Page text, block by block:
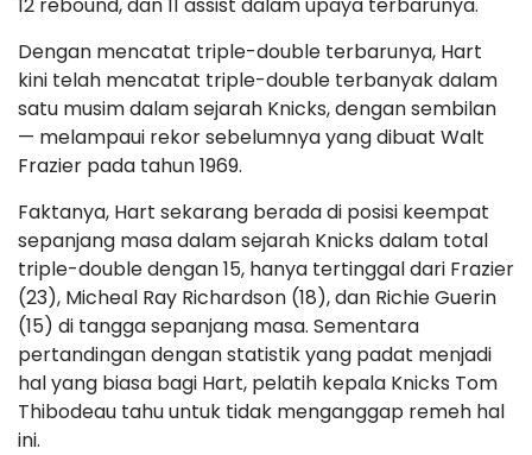
Dengan mencatat triple-double terbarunya, Hart
kini telah mencatat triple-double terbanyak dalam
satu musim dalam sejarah Knicks, dengan sembilan
— melampaui rekor sebelumnya yang dibuat Walt
Frazier pada tahun 1969.
Faktanya, Hart sekarang berada di posisi keempat
sepanjang masa dalam sejarah Knicks dalam total
triple-double dengan 15, hanya tertinggal dari Frazier
(23), Micheal Ray Richardson (18), dan Richie Guerin
(15) di tangga sepanjang masa. Sementara
pertandingan dengan statistik yang padat menjadi
hal yang biasa bagi Hart, pelatih kepala Knicks Tom
Thibodeau tahu untuk tidak menganggap remeh hal
ini.